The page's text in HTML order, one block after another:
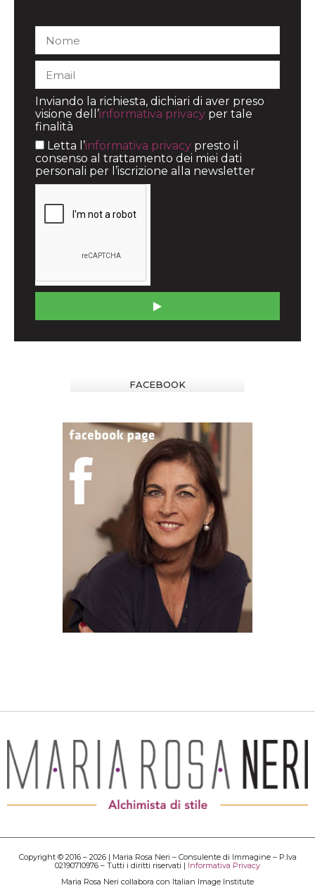
Inviando la richiesta, dichiari di aver preso
visione dell’informativa privacy per tale
finalità
Letta l’informativa privacy presto il
consenso al trattamento dei miei dati
personali per l’iscrizione alla newsletter
FACEBOOK
Copyright © 2016 – 2026 | Maria Rosa Neri – Consulente di Immagine – P.Iva
02190710976 – Tutti i diritti riservati | Informativa Privacy
Maria Rosa Neri collabora con Italian Image Institute